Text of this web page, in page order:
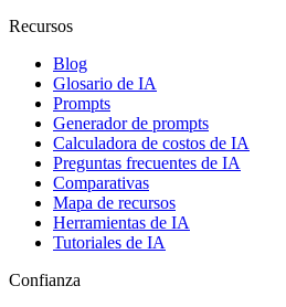
Recursos
Blog
Glosario de IA
Prompts
Generador de prompts
Calculadora de costos de IA
Preguntas frecuentes de IA
Comparativas
Mapa de recursos
Herramientas de IA
Tutoriales de IA
Confianza